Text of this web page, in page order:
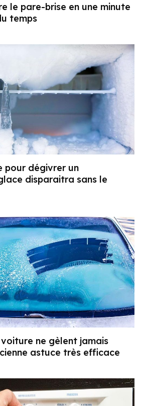
le pare-brise en une minute
temps
pour dégivrer un
disparaitra sans le
ne gèlent jamais
astuce très efficace